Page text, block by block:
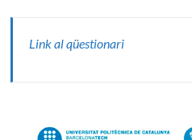
Link al qüestionari